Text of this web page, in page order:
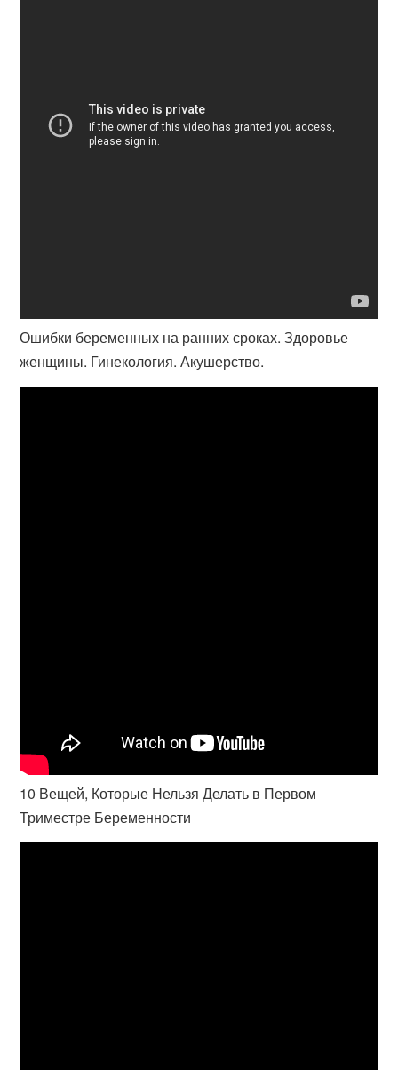
Ошибки беременных на ранних сроках. Здоровье
женщины. Гинекология. Акушерство.
10 Вещей, Которые Нельзя Делать в Первом
Триместре Беременности